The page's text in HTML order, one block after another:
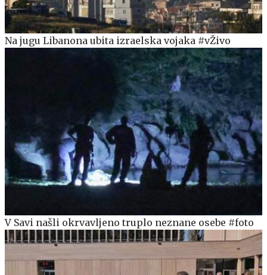
Na jugu Libanona ubita izraelska vojaka #vŽivo
V Savi našli okrvavljeno truplo neznane osebe #foto